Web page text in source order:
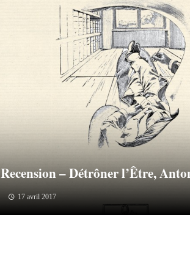
Recension – Détrôner l’Être,
17 avril 2017